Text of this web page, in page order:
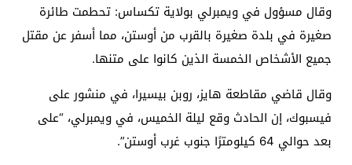
وقال مسؤول في ويمبرلي بولاية تكساس: تحطمت طائرة
صغيرة في بلدة صغيرة بالقرب من أوستن، مما أسفر عن مقتل
جميع الأشخاص الخمسة الذين كانوا على متنها.
وقال قاضي مقاطعة هايز، روبن بيسيرا، في منشور على
فيسبوك، إن الحادث وقع ليلة الخميس، في ويمبرلي، “على
بعد حوالي 64 كيلومترًا جنوب غرب أوستن”.